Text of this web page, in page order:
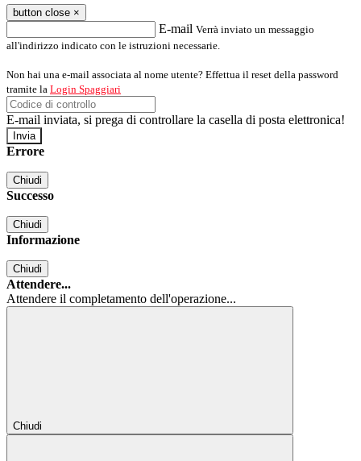
button close ×
E-mail Verrà inviato un messaggio
all'indirizzo indicato con le istruzioni necessarie.
Non hai una e-mail associata al nome utente? Effettua il reset della password
tramite la Login Spaggiari
E-mail inviata, si prega di controllare la casella di posta elettronica!
Errore
Chiudi
Successo
Chiudi
Informazione
Chiudi
Attendere...
Attendere il completamento dell'operazione...
Chiudi